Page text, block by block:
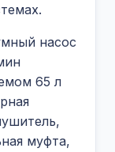
насос
65 л
муфта,